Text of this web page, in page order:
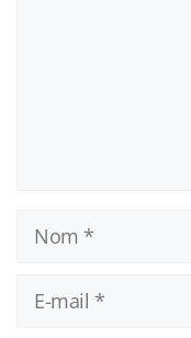
Nom
mail